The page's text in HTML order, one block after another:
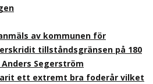
av kommunen för
tillståndsgränsen på 180
Segerström
ett extremt bra foderår vilket